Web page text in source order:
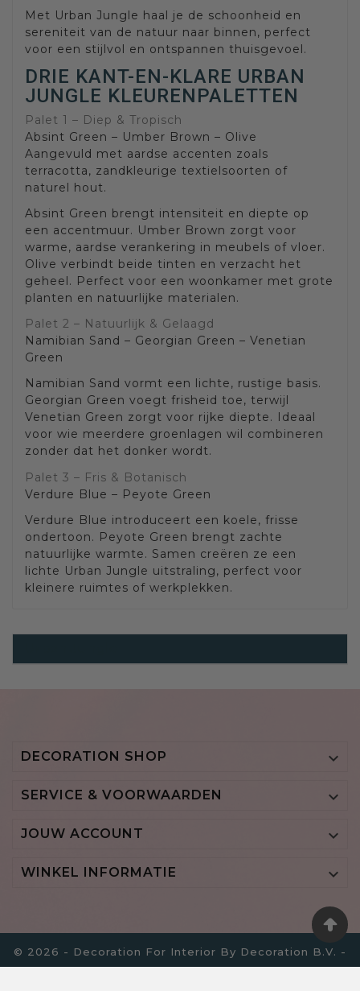
Met Urban Jungle haal je de schoonheid en
sereniteit van de natuur naar binnen, perfect
voor een stijlvol en ontspannen thuisgevoel.
DRIE KANT-EN-KLARE URBAN
JUNGLE KLEURENPALETTEN
Palet 1 – Diep & Tropisch
Absint Green – Umber Brown – Olive
Aangevuld met aardse accenten zoals
terracotta, zandkleurige textielsoorten of
naturel hout.
Absint Green brengt intensiteit en diepte op
een accentmuur. Umber Brown zorgt voor
warme, aardse verankering in meubels of vloer.
Olive verbindt beide tinten en verzacht het
geheel. Perfect voor een woonkamer met grote
planten en natuurlijke materialen.
Palet 2 – Natuurlijk & Gelaagd
Namibian Sand – Georgian Green – Venetian
Green
Namibian Sand vormt een lichte, rustige basis.
Georgian Green voegt frisheid toe, terwijl
Venetian Green zorgt voor rijke diepte. Ideaal
voor wie meerdere groenlagen wil combineren
zonder dat het donker wordt.
Palet 3 – Fris & Botanisch
Verdure Blue – Peyote Green
Verdure Blue introduceert een koele, frisse
ondertoon. Peyote Green brengt zachte
natuurlijke warmte. Samen creëren ze een
lichte Urban Jungle uitstraling, perfect voor
kleinere ruimtes of werkplekken.
DECORATION SHOP 
SERVICE & VOORWAARDEN 
JOUW ACCOUNT 
WINKEL INFORMATIE 
© 2026 - Decoration For Interior By Decoration B.V. -